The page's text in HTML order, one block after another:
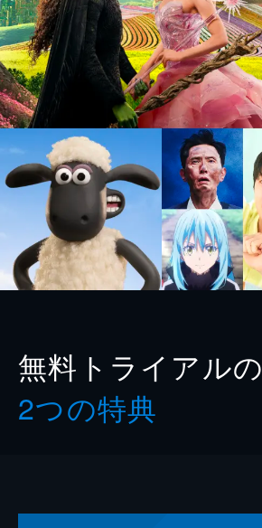
無料トライアルの
2つの特典